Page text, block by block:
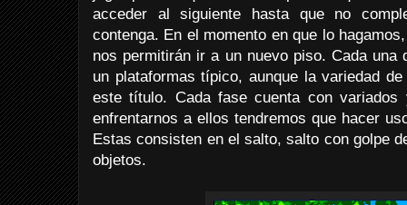
acceder al siguiente hasta que no
contenga. En el momento en que lo
nos permitirán ir a un nuevo piso. Cada
un plataformas típico, aunque la variedad
este título. Cada fase cuenta con
enfrentarnos a ellos tendremos que hacer
Estas consisten en el salto, salto con golpe
objetos.